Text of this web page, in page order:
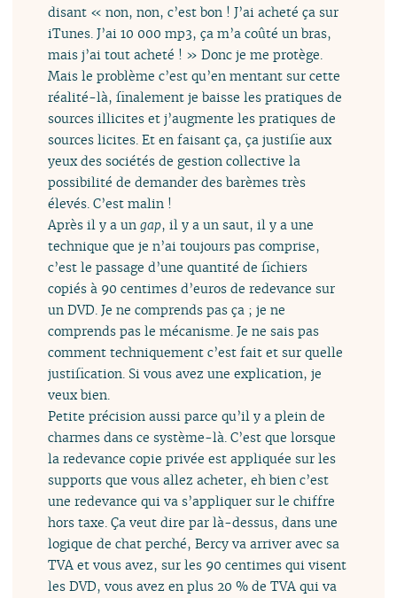
disant « non, non, c’est bon ! J’ai acheté ça sur
iTunes. J’ai 10 000 mp3, ça m’a coûté un bras,
mais j’ai tout acheté ! » Donc je me protège.
Mais le problème c’est qu’en mentant sur cette
réalité-là, finalement je baisse les pratiques de
sources illicites et j’augmente les pratiques de
sources licites. Et en faisant ça, ça justifie aux
yeux des sociétés de gestion collective la
possibilité de demander des barèmes très
élevés. C’est malin !
Après il y a ungap, il y a un saut, il y a une
technique que je n’ai toujours pas comprise,
c’est le passage d’une quantité de fichiers
copiés à 90 centimes d’euros de redevance sur
un DVD. Je ne comprends pas ça ; je ne
comprends pas le mécanisme. Je ne sais pas
comment techniquement c’est fait et sur quelle
justification. Si vous avez une explication, je
veux bien.
Petite précision aussi parce qu’il y a plein de
charmes dans ce système-là. C’est que lorsque
la redevance copie privée est appliquée sur les
supports que vous allez acheter, eh bien c’est
une redevance qui va s’appliquer sur le chiffre
hors taxe. Ça veut dire par là-dessus, dans une
logique de chat perché, Bercy va arriver avec sa
TVA et vous avez, sur les 90 centimes qui visent
les DVD, vous avez en plus 20 % de TVA qui va